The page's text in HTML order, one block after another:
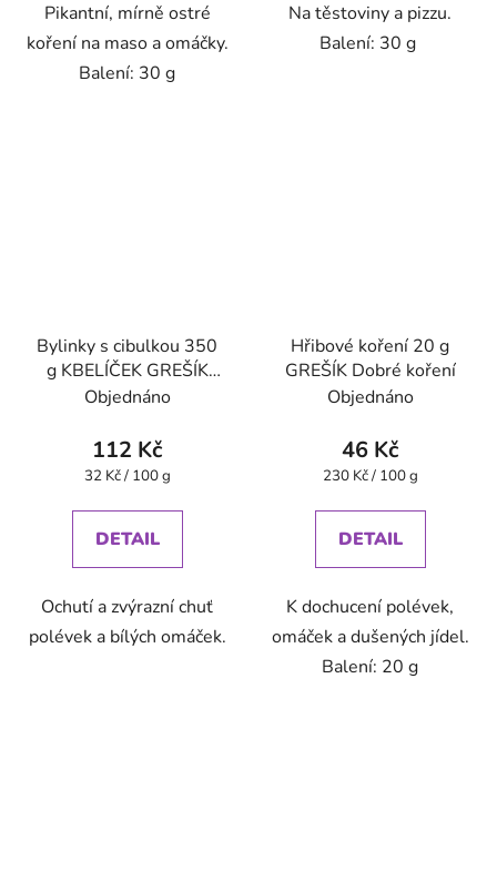
Pikantní, mírně ostré
koření na maso a omáčky.
Balení: 30 g
Na těstoviny a pizzu.
Balení: 30 g
Bylinky s cibulkou 350
g KBELÍČEK GREŠÍK
Dobré koření
Objednáno
112 Kč
Měrná
32 Kč / 100 g
DETAIL
Ochutí a zvýrazní chuť
polévek a bílých omáček.
Hřibové koření 20 g
GREŠÍK Dobré koření
Objednáno
46 Kč
Měrná
230 Kč / 100 g
DETAIL
K dochucení polévek,
omáček a dušených jídel.
Balení: 20 g